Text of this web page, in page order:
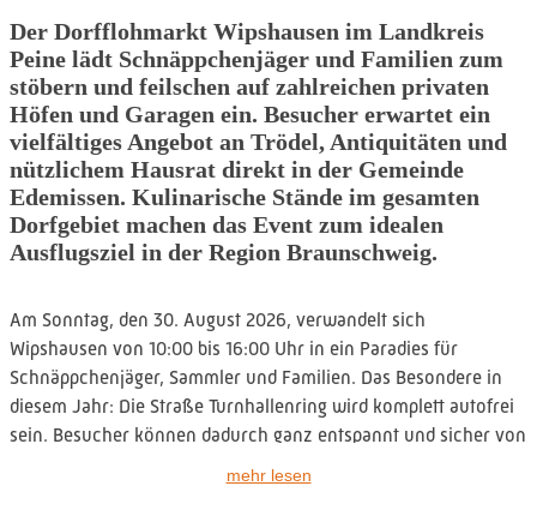
Der Dorfflohmarkt Wipshausen im Landkreis
Peine lädt Schnäppchenjäger und Familien zum
stöbern und feilschen auf zahlreichen privaten
Höfen und Garagen ein. Besucher erwartet ein
vielfältiges Angebot an Trödel, Antiquitäten und
nützlichem Hausrat direkt in der Gemeinde
Edemissen. Kulinarische Stände im gesamten
Dorfgebiet machen das Event zum idealen
Ausflugsziel in der Region Braunschweig.
Am Sonntag, den 30. August 2026, verwandelt sich
Wipshausen von 10:00 bis 16:00 Uhr in ein Paradies für
Schnäppchenjäger, Sammler und Familien. Das Besondere in
diesem Jahr: Die Straße Turnhallenring wird komplett autofrei
sein. Besucher können dadurch ganz entspannt und sicher von
mehr lesen